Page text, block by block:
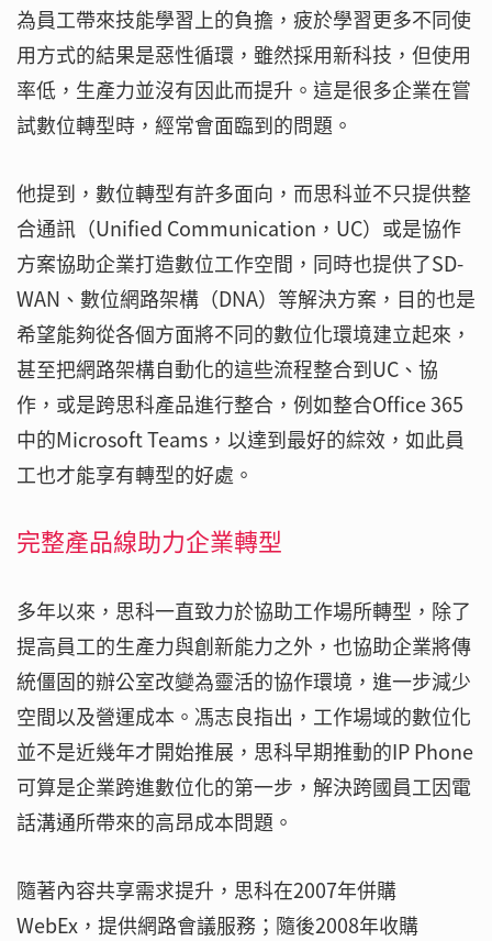
為員工帶來技能學習上的負擔，疲於學習更多不同使
用方式的結果是惡性循環，雖然採用新科技，但使用
率低，生產力並沒有因此而提升。這是很多企業在嘗
試數位轉型時，經常會面臨到的問題。
他提到，數位轉型有許多面向，而思科並不只提供整
合通訊（Unified Communication，UC）或是協作
方案協助企業打造數位工作空間，同時也提供了SD-
WAN、數位網路架構（DNA）等解決方案，目的也是
希望能夠從各個方面將不同的數位化環境建立起來，
甚至把網路架構自動化的這些流程整合到UC、協
作，或是跨思科產品進行整合，例如整合Office 365
中的Microsoft Teams，以達到最好的綜效，如此員
工也才能享有轉型的好處。
完整產品線助力企業轉型
多年以來，思科一直致力於協助工作場所轉型，除了
提高員工的生產力與創新能力之外，也協助企業將傳
統僵固的辦公室改變為靈活的協作環境，進一步減少
空間以及營運成本。馮志良指出，工作場域的數位化
並不是近幾年才開始推展，思科早期推動的IP Phone
可算是企業跨進數位化的第一步，解決跨國員工因電
話溝通所帶來的高昂成本問題。
隨著內容共享需求提升，思科在2007年併購
WebEx，提供網路會議服務；隨後2008年收購